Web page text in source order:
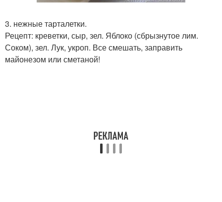
3. нежные тарталетки.
Рецепт: креветки, сыр, зел. Яблоко (сбрызнутое лим.
Соком), зел. Лук, укроп. Все смешать, заправить
майонезом или сметаной!